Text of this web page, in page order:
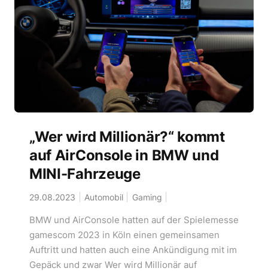
„Wer wird Millionär?“ kommt
auf AirConsole in BMW und
MINI-Fahrzeuge
29.08.2023 Automobil Gaming
BMW und AirConsole hatten auf der Spielemesse
gamescom 2023 in Köln einen gemeinsamen
Auftritt und hatten auch eine Ankündigung mit im
Gepäck und zwar Wer wird Millionär auf